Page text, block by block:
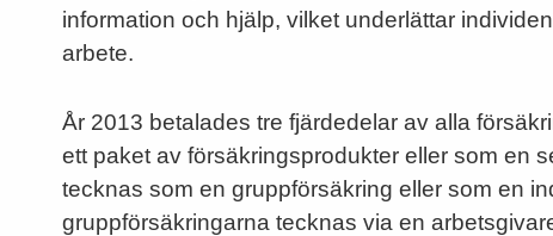
information och hjälp, vilket underlättar
arbete.
År 2013 betalades tre fjärdedelar av alla
ett paket av försäkringsprodukter eller som en
tecknas som en gruppförsäkring eller som en
gruppförsäkringarna tecknas via en